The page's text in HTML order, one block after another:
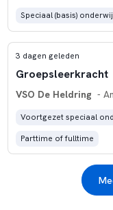
Speciaal (basis)
3 dagen geleden
Groepsleerkracht
VSO De Heldring -
Voortgezet speciaal
Parttime of fulltime